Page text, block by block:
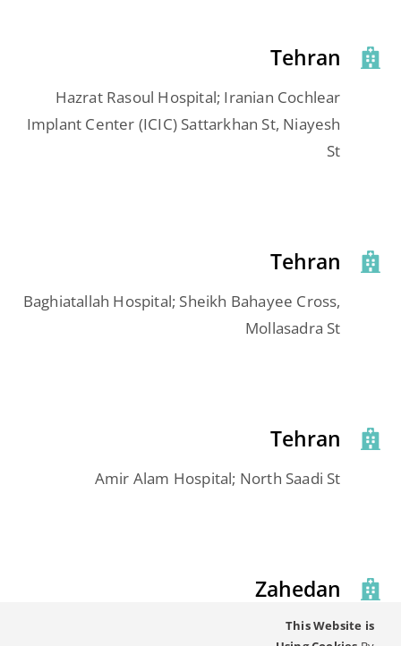
Tehran
Hazrat Rasoul Hospital; Iranian Cochlear
Implant Center (ICIC) Sattarkhan St, Niayesh
St
Tehran
Baghiatallah Hospital; Sheikh Bahayee Cross,
Mollasadra St
Tehran
Amir Alam Hospital; North Saadi St
Zahedan
Zahedan CI Center; Alzahra Hospital,
This Website is